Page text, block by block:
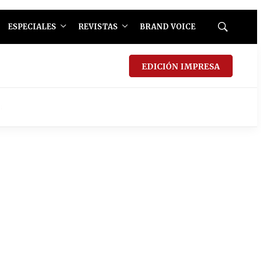
ESPECIALES REVISTAS BRAND VOICE
Mostrar
EDICIÓN IMPRESA